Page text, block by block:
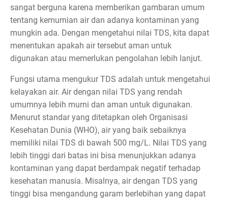
sangat berguna karena memberikan gambaran umum
tentang kemurnian air dan adanya kontaminan yang
mungkin ada. Dengan mengetahui nilai TDS, kita dapat
menentukan apakah air tersebut aman untuk
digunakan atau memerlukan pengolahan lebih lanjut.
Fungsi utama mengukur TDS adalah untuk mengetahui
kelayakan air. Air dengan nilai TDS yang rendah
umumnya lebih murni dan aman untuk digunakan.
Menurut standar yang ditetapkan oleh Organisasi
Kesehatan Dunia (WHO), air yang baik sebaiknya
memiliki nilai TDS di bawah 500 mg/L. Nilai TDS yang
lebih tinggi dari batas ini bisa menunjukkan adanya
kontaminan yang dapat berdampak negatif terhadap
kesehatan manusia. Misalnya, air dengan TDS yang
tinggi bisa mengandung garam berlebihan yang dapat